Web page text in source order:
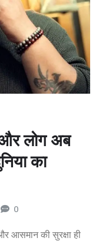
लोग अब
का
0
आसमान की सुरक्षा ही